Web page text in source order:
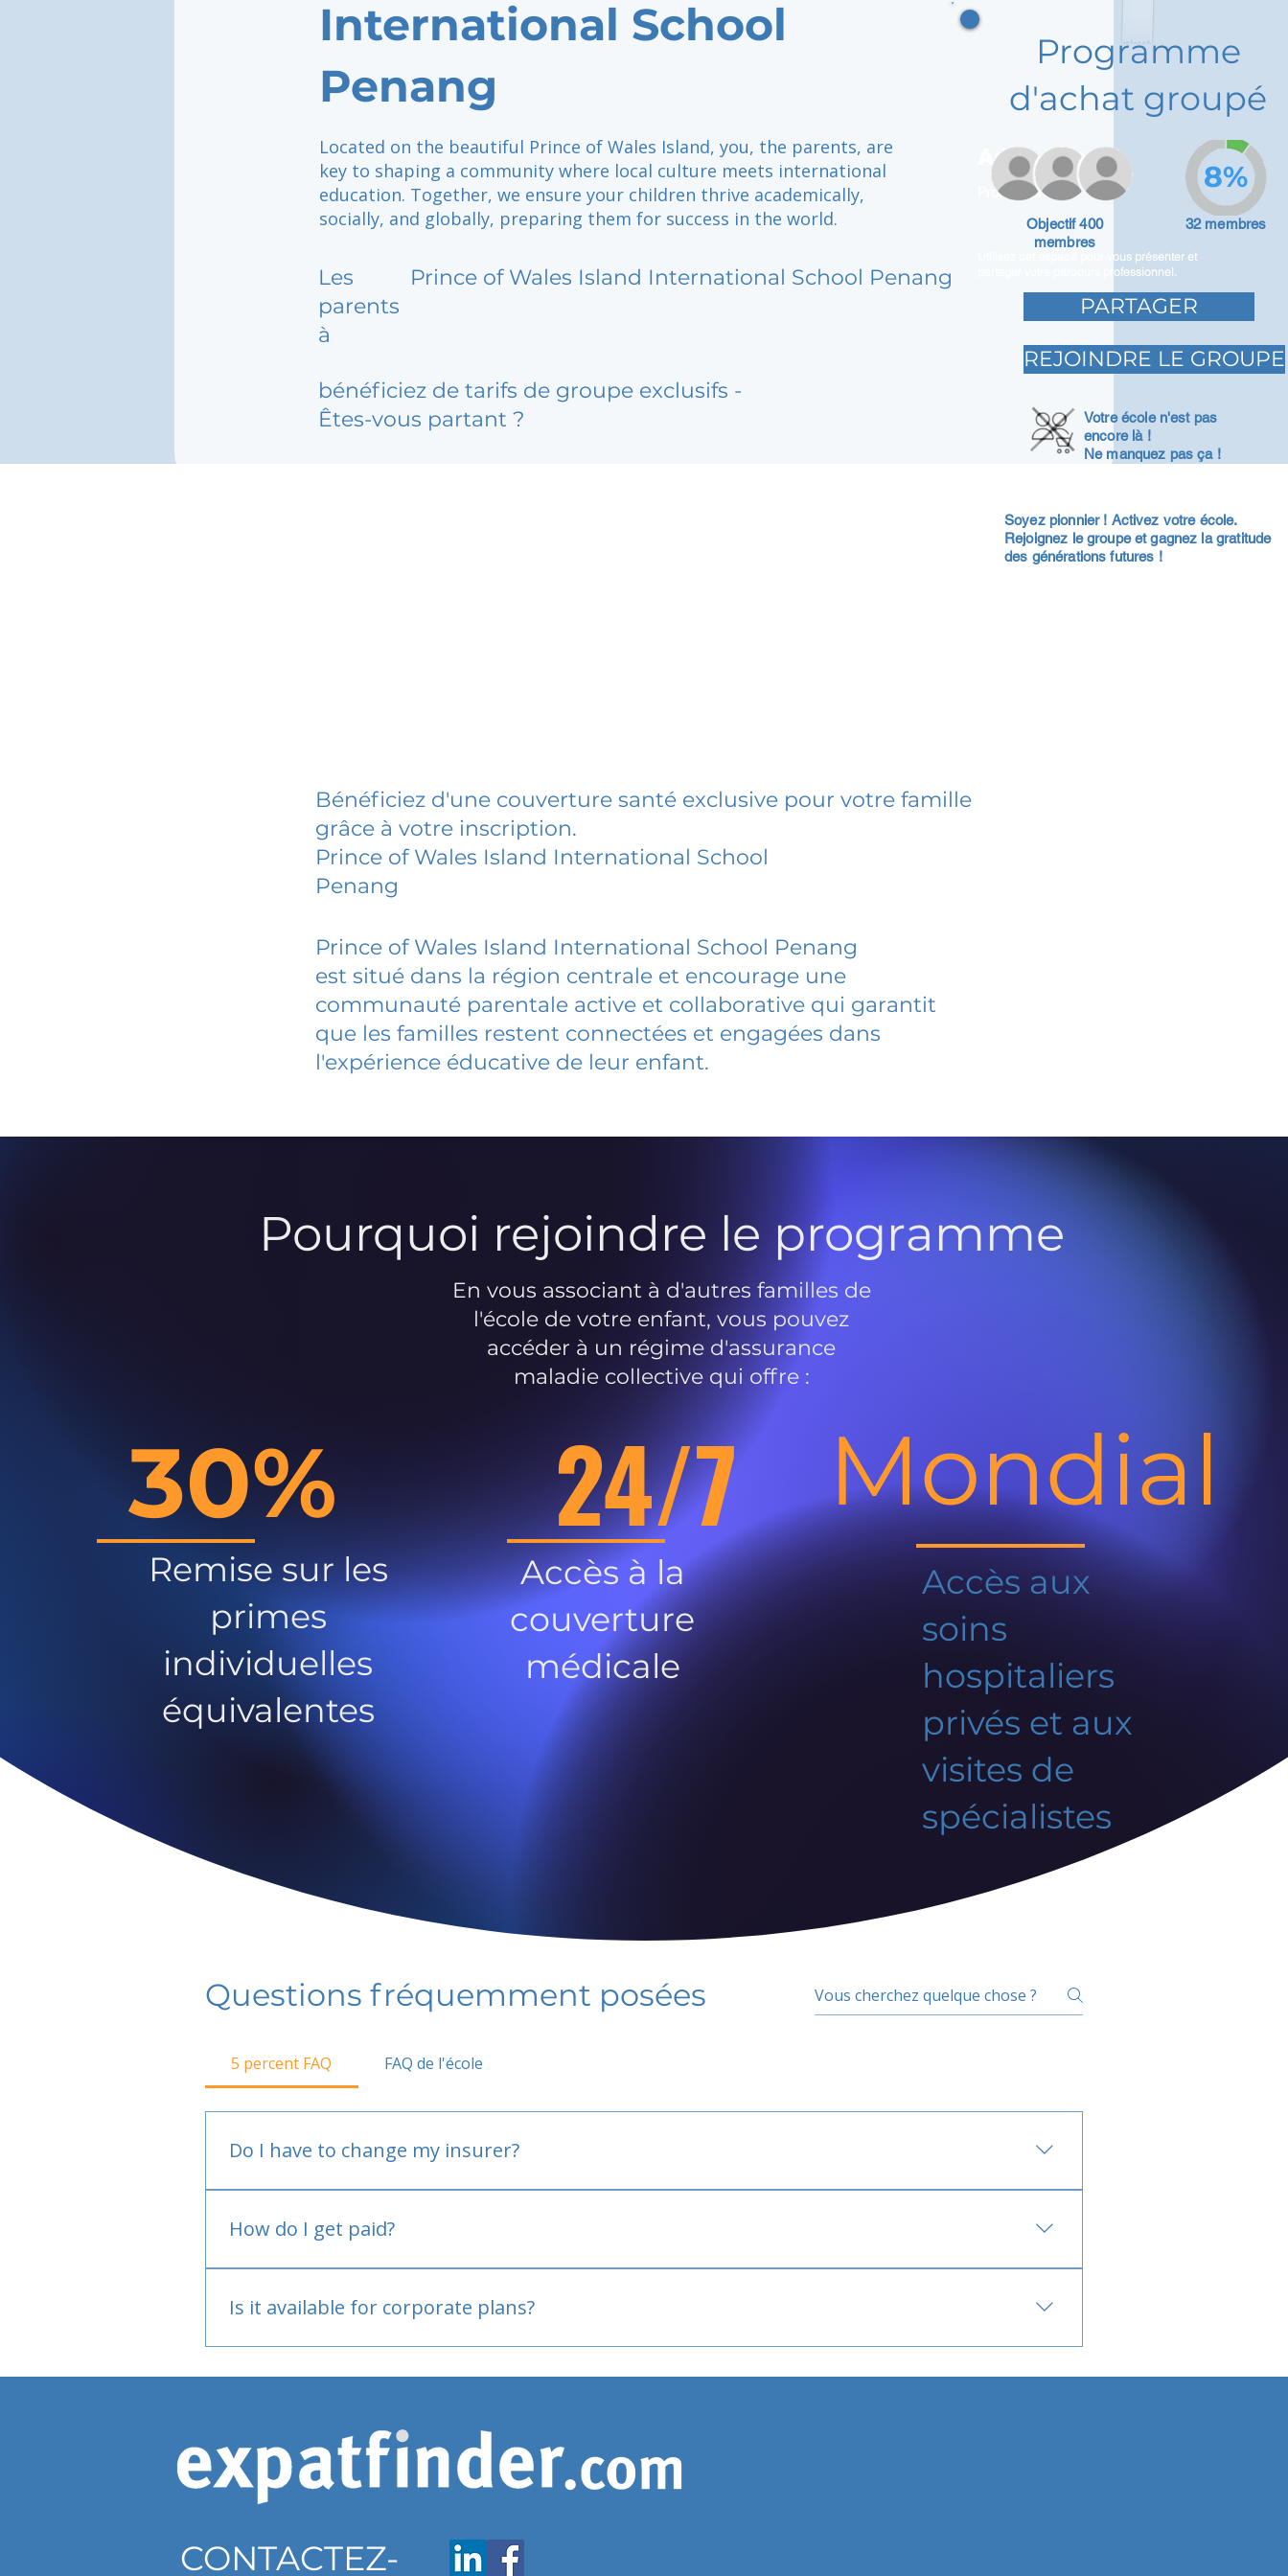
International School
Penang
Located on the beautiful Prince of Wales Island, you, the parents, are
key to shaping a community where local culture meets international
education. Together, we ensure your children thrive academically,
socially, and globally, preparing them for success in the world.
Les
parents
à
Prince of Wales Island International School Penang
bénéficiez de tarifs de groupe exclusifs -
Êtes-vous partant ?
Adam Caar
Promoteur
Utilisez cet espace pour vous présenter et
partager votre parcours professionnel.
Programme
d'achat groupé
Objectif 400
membres
32 membres
8%
PARTAGER
REJOINDRE LE GROUPE
Votre école n'est pas
encore là !
Ne manquez pas ça !
Soyez pionnier ! Activez votre école.
Rejoignez le groupe et gagnez la gratitude
des générations futures !
Bénéficiez d'une couverture santé exclusive pour votre famille
grâce à votre inscription.
Prince of Wales Island International School
Penang
Prince of Wales Island International School Penang
est situé dans la région centrale et encourage une
communauté parentale active et collaborative qui garantit
que les familles restent connectées et engagées dans
l'expérience éducative de leur enfant.
Pourquoi rejoindre le programme
En vous associant à d'autres familles de
l'école de votre enfant, vous pouvez
accéder à un régime d'assurance
maladie collective qui offre :
30%
Remise sur les
primes
individuelles
équivalentes
24/7
Accès à la
couverture
médicale
Mondial
Accès aux
soins
hospitaliers
privés et aux
visites de
spécialistes
Questions fréquemment posées
5 percent FAQ FAQ de l'école
Do I have to change my insurer?
How do I get paid?
Is it available for corporate plans?
CONTACTEZ-